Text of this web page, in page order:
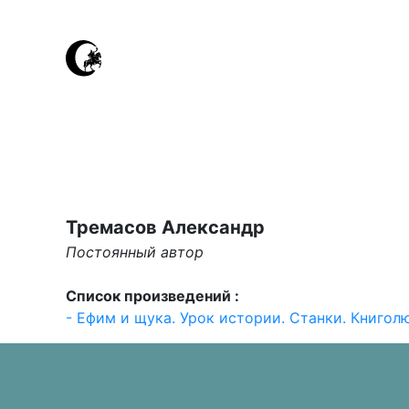
Тремасов Александр
Постоянный автор
Список произведений :
- Ефим и щука. Урок истории. Станки.